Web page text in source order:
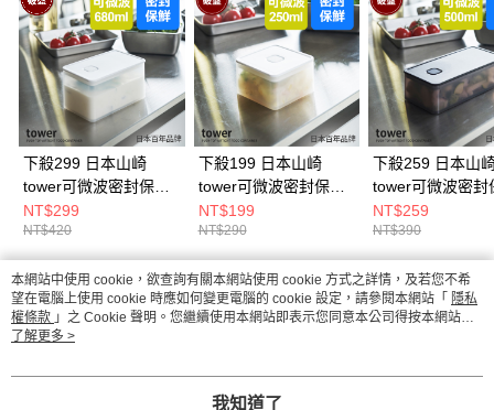
下殺299 日本山崎
tower可微波密封保鮮
盒(白)680ml/可堆疊收
納盒/方型保鮮盒/廚房
收納
NT$299
NT$420
下殺199 日本山崎
tower可微波密封保鮮
盒(白)250ml/可堆疊收
納盒/方型保鮮盒/廚房
收納
NT$199
NT$290
下殺259 日本山
tower可微波密封
盒(黑)500ml/可
當盒/真空保鮮盒/
收納
NT$259
NT$390
熱門標籤
本網站中使用 cookie，欲查詢有關本網站使用 cookie 方式之詳情，及若您不希
望在電腦上使用 cookie 時應如何變更電腦的 cookie 設定，請參閱本網站「 隱私
權條款 」之 Cookie 聲明。您繼續使用本網站即表示您同意本公司得按本網站使
用條款之 Cookie 聲明使用 cookie。
了解更多 >
我知道了